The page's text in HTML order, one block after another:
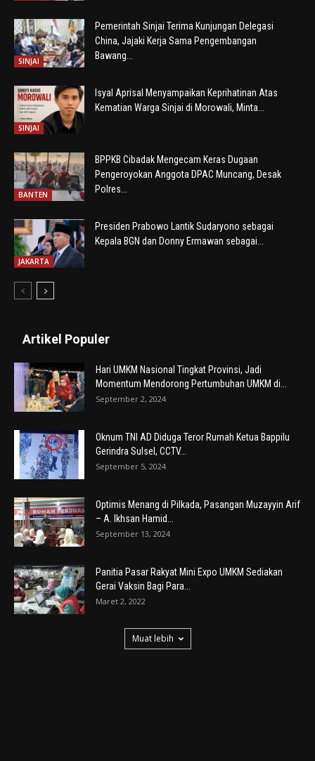
SINJAI
Pemerintah Sinjai Terima Kunjungan Delegasi
China, Jajaki Kerja Sama Pengembangan
Bawang...
SINJAI
Isyal Aprisal Menyampaikan Keprihatinan Atas
Kematian Warga Sinjai di Morowali, Minta...
BANTEN
BPPKB Cibadak Mengecam Keras Dugaan
Pengeroyokan Anggota DPAC Muncang, Desak
Polres...
JAKARTA
Presiden Prabowo Lantik Sudaryono sebagai
Kepala BGN dan Donny Ermawan sebagai...
Artikel Populer
Hari UMKM Nasional Tingkat Provinsi, Jadi
Momentum Mendorong Pertumbuhan UMKM di...
September 2, 2024
Oknum TNI AD Diduga Teror Rumah Ketua Bappilu
Gerindra Sulsel, CCTV...
September 5, 2024
Optimis Menang di Pilkada, Pasangan Muzayyin Arif
– A. Ikhsan Hamid...
September 13, 2024
Panitia Pasar Rakyat Mini Expo UMKM Sediakan
Gerai Vaksin Bagi Para...
Maret 2, 2022
Muat lebih